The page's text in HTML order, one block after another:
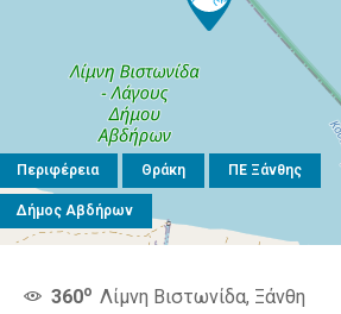
Περιφέρεια Θράκη ΠΕ Ξάνθης
Δήμος Αβδήρων
360o Λίμνη Βιστωνίδα, Ξάνθη